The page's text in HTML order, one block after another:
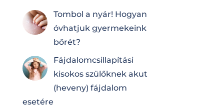
Tombol a nyár! Hogyan
óvhatjuk gyermekeink
bőrét?
Fájdalomcsilla­pí­tá­si
kisokos szülőknek akut
(heveny) fájdalom
esetére